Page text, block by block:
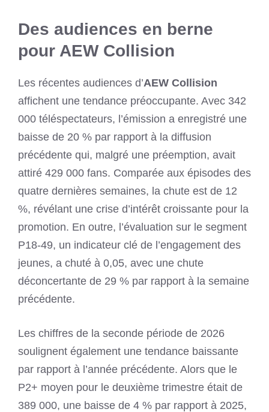
Des audiences en berne
pour AEW Collision
Les récentes audiences d’AEW Collision
affichent une tendance préoccupante. Avec 342
000 téléspectateurs, l’émission a enregistré une
baisse de 20 % par rapport à la diffusion
précédente qui, malgré une préemption, avait
attiré 429 000 fans. Comparée aux épisodes des
quatre dernières semaines, la chute est de 12
%, révélant une crise d’intérêt croissante pour la
promotion. En outre, l’évaluation sur le segment
P18-49, un indicateur clé de l’engagement des
jeunes, a chuté à 0,05, avec une chute
déconcertante de 29 % par rapport à la semaine
précédente.
Les chiffres de la seconde période de 2026
soulignent également une tendance baissante
par rapport à l’année précédente. Alors que le
P2+ moyen pour le deuxième trimestre était de
389 000, une baisse de 4 % par rapport à 2025,